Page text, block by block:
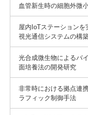
2. 工学院大学ヒストリ
3. #KUTE VOICE エン
血管新生時の細胞外微
屋内IoTステーション
視光通信システムの構
光合成微生物によるバ
面培養法の開発研究
非常時における拠点連
ラフィック制御手法